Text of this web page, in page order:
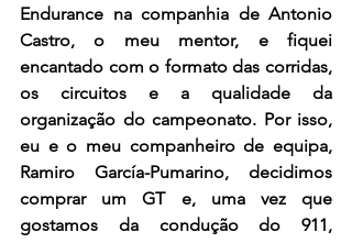
Endurance na companhia de Antonio
Castro, o meu mentor, e fiquei
encantado com o formato das corridas,
os circuitos e a qualidade da
organização do campeonato. Por isso,
eu e o meu companheiro de equipa,
Ramiro García-Pumarino, decidimos
comprar um GT e, uma vez que
gostamos da condução do 911,